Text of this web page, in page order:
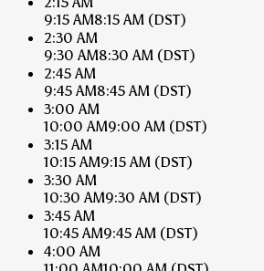
9:15 AM8:15 AM (DST)
2:30 AM
9:30 AM8:30 AM (DST)
2:45 AM
9:45 AM8:45 AM (DST)
3:00 AM
10:00 AM9:00 AM (DST)
3:15 AM
10:15 AM9:15 AM (DST)
3:30 AM
10:30 AM9:30 AM (DST)
3:45 AM
10:45 AM9:45 AM (DST)
4:00 AM